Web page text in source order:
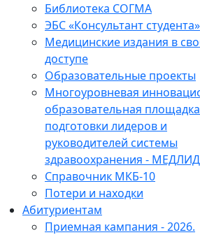
Библиотека СОГМА
ЭБС «Консультант студента»
Медицинские издания в
доступе
Образовательные проекты
Многоуровневая
образовательная
подготовки лидеров и
руководителей системы
здравоохранения -
Справочник МКБ-10
Потери и находки
Абитуриентам
Приемная кампания - 2026.